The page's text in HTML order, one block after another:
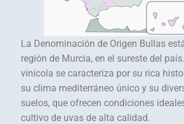
La Denominación de Origen Bullas
región de Murcia, en el sureste del
vinícola se caracteriza por su rica
su clima mediterráneo único y su
suelos, que ofrecen condiciones
cultivo de uvas de alta calidad.